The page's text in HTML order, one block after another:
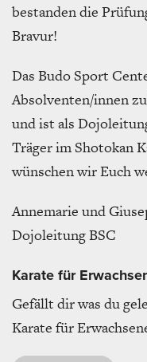
bestanden die
Bravur!
Das Budo Sport
Absolventen/innen
und ist als
Träger im Shotokan
wünschen wir Euch
Annemarie und
Dojoleitung BSC
Karate für
Gefällt dir was du
Karate für